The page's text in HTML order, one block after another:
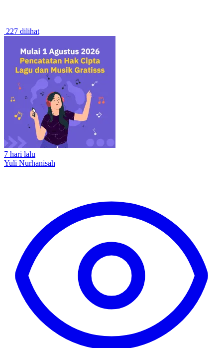
227 dilihat
7 hari lalu
Yuli Nurhanisah